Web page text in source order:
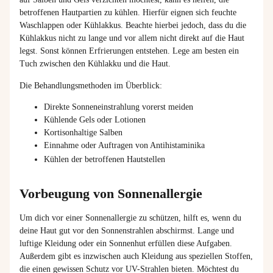
betroffenen Hautpartien zu kühlen. Hierfür eignen sich feuchte
Waschlappen oder Kühlakkus. Beachte hierbei jedoch, dass du die
Kühlakkus nicht zu lange und vor allem nicht direkt auf die Haut
legst. Sonst können Erfrierungen entstehen. Lege am besten ein
Tuch zwischen den Kühlakku und die Haut.
Die Behandlungsmethoden im Überblick:
Direkte Sonneneinstrahlung vorerst meiden
Kühlende Gels oder Lotionen
Kortisonhaltige Salben
Einnahme oder Auftragen von Antihistaminika
Kühlen der betroffenen Hautstellen
Vorbeugung von Sonnenallergie
Um dich vor einer Sonnenallergie zu schützen, hilft es, wenn du
deine Haut gut vor den Sonnenstrahlen abschirmst. Lange und
luftige Kleidung oder ein Sonnenhut erfüllen diese Aufgaben.
Außerdem gibt es inzwischen auch Kleidung aus speziellen Stoffen,
die einen gewissen Schutz vor UV-Strahlen bieten. Möchtest du